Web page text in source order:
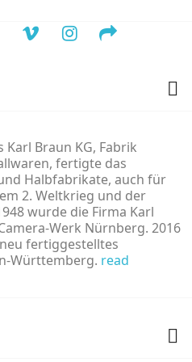

Karl Braun KG, Fabrik
fertigte das
Halbfabrikate, auch für
2. Weltkrieg und der
wurde die Firma Karl
Werk Nürnberg. 2016
fertiggestelltes
Württemberg. read
